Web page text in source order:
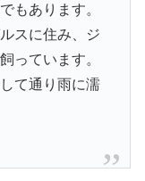
もあります。
スに住み、ジ
っています。
て通り雨に濡